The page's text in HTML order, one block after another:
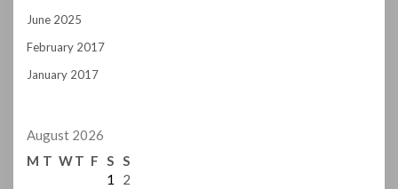
June 2025
February 2017
January 2017
August 2026
M T WT F S S
1
2